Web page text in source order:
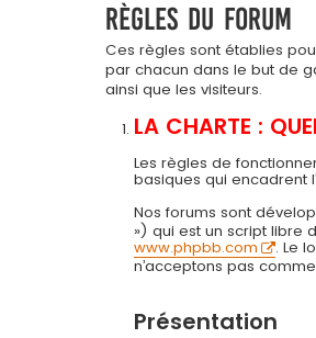
Règles du forum
Ces règles sont établies
par chacun dans le but de
ainsi que les visiteurs.
LA CHARTE :
Les règles de
basiques qui encadrent
Nos forums sont
») qui est un script libre
www.phpbb.com
. Le
n’acceptons pas
Présentation